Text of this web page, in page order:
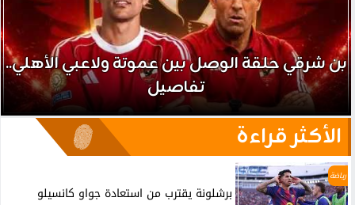
بن شرقي حلقة الوصل بين عموتة ولاعبي الأهلي..
تفاصيل
الأكثر قراءة
رياضة
برشلونة يقترب من استعادة جواو كانسيلو